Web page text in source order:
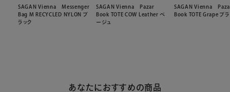
SAGAN Vienna Messenger
Bag M RECYCLED NYLON ブ
ラック
SAGAN Vienna Pazar
Book TOTE COW Leather ベ
ージュ
SAGAN Vienna
Book TOTE Grape ブラ
あなたにおすすめの商品